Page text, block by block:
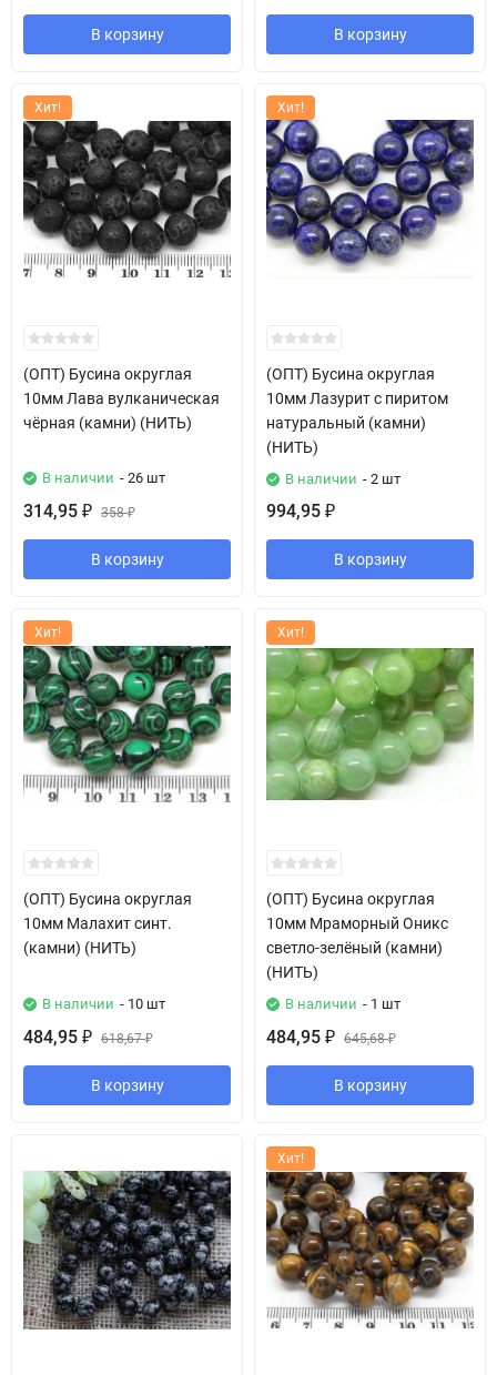
В корзину В корзину
Хит!
(ОПТ) Бусина округлая
10мм Лава вулканическая
чёрная (камни) (НИТЬ)
В наличии - 26 шт
314,95 ₽ 358₽
В корзину
Хит!
(ОПТ) Бусина округлая
10мм Лазурит с пиритом
натуральный (камни)
(НИТЬ)
В наличии - 2 шт
994,95 ₽
В корзину
Хит!
(ОПТ) Бусина округлая
10мм Малахит синт.
(камни) (НИТЬ)
В наличии - 10 шт
484,95 ₽ 618,67₽
В корзину
Хит!
(ОПТ) Бусина округлая
10мм Мраморный Оникс
светло-зелёный (камни)
(НИТЬ)
В наличии - 1 шт
484,95 ₽ 645,68₽
В корзину
Хит!